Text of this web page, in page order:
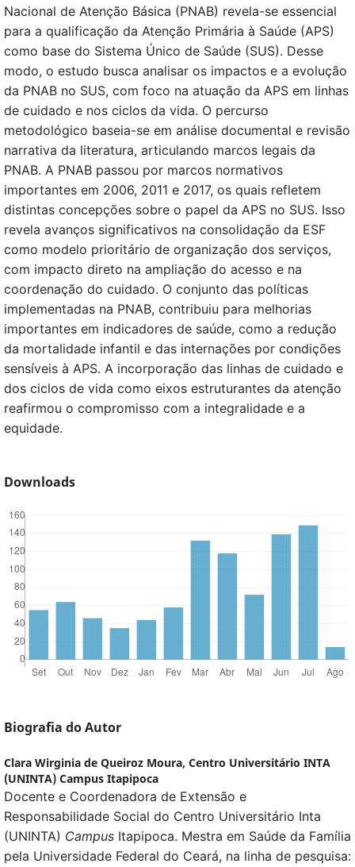
Nacional de Atenção Básica (PNAB) revela-se essencial
para a qualificação da Atenção Primária à Saúde (APS)
como base do Sistema Único de Saúde (SUS). Desse
modo, o estudo busca analisar os impactos e a evolução
da PNAB no SUS, com foco na atuação da APS em linhas
de cuidado e nos ciclos da vida. O percurso
metodológico baseia-se em análise documental e revisão
narrativa da literatura, articulando marcos legais da
PNAB. A PNAB passou por marcos normativos
importantes em 2006, 2011 e 2017, os quais refletem
distintas concepções sobre o papel da APS no SUS. Isso
revela avanços significativos na consolidação da ESF
como modelo prioritário de organização dos serviços,
com impacto direto na ampliação do acesso e na
coordenação do cuidado. O conjunto das políticas
implementadas na PNAB, contribuiu para melhorias
importantes em indicadores de saúde, como a redução
da mortalidade infantil e das internações por condições
sensíveis à APS. A incorporação das linhas de cuidado e
dos ciclos de vida como eixos estruturantes da atenção
reafirmou o compromisso com a integralidade e a
equidade.
Downloads
Biografia do Autor
Clara Wirginia de Queiroz Moura, Centro Universitário INTA
(UNINTA) Campus Itapipoca
Docente e Coordenadora de Extensão e
Responsabilidade Social do Centro Universitário Inta
(UNINTA) Campus Itapipoca. Mestra em Saúde da Família
pela Universidade Federal do Ceará, na linha de pesquisa: